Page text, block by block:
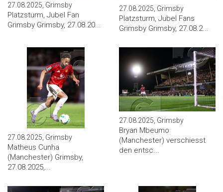
27.08.2025, Grimsby
Platzsturm, Jubel Fan
Grimsby Grimsby, 27.08.20...
27.08.2025, Grimsby
Platzsturm, Jubel Fans
Grimsby Grimsby, 27.08.2...
27.08.2025, Grimsby
Matheus Cunha
(Manchester) Grimsby,
27.08.2025,...
27.08.2025, Grimsby
Bryan Mbeumo
(Manchester) verschiesst
den entsc...